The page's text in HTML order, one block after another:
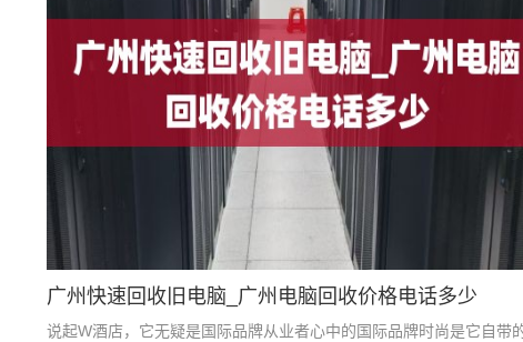
广州快速回收旧电脑_广州电脑回收价格电话多少
说起W酒店，它无疑是国际品牌从业者心中的国际品牌时尚是它自带